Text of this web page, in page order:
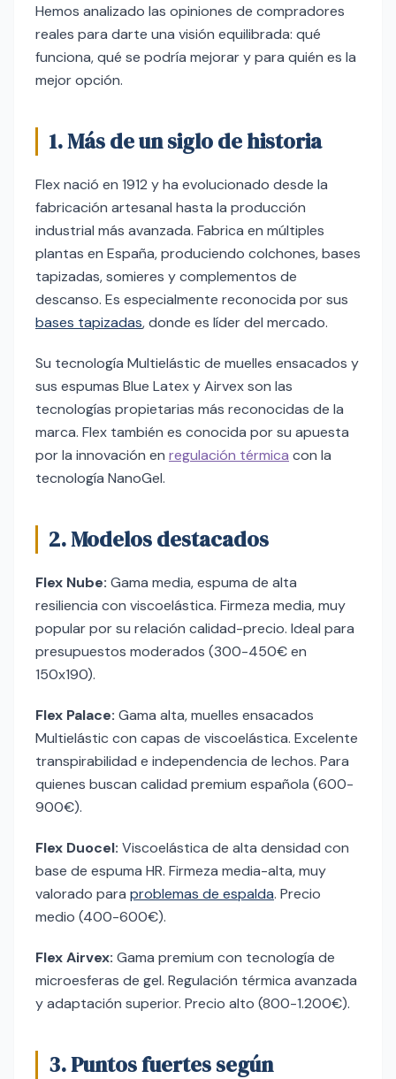
Hemos analizado las opiniones de compradores
reales para darte una visión equilibrada: qué
funciona, qué se podría mejorar y para quién es la
mejor opción.
1. Más de un siglo de historia
Flex nació en 1912 y ha evolucionado desde la
fabricación artesanal hasta la producción
industrial más avanzada. Fabrica en múltiples
plantas en España, produciendo colchones, bases
tapizadas, somieres y complementos de
descanso. Es especialmente reconocida por sus
bases tapizadas, donde es líder del mercado.
Su tecnología Multielástic de muelles ensacados y
sus espumas Blue Latex y Airvex son las
tecnologías propietarias más reconocidas de la
marca. Flex también es conocida por su apuesta
por la innovación en regulación térmica con la
tecnología NanoGel.
2. Modelos destacados
Flex Nube: Gama media, espuma de alta
resiliencia con viscoelástica. Firmeza media, muy
popular por su relación calidad-precio. Ideal para
presupuestos moderados (300-450€ en
150x190).
Flex Palace: Gama alta, muelles ensacados
Multielástic con capas de viscoelástica. Excelente
transpirabilidad e independencia de lechos. Para
quienes buscan calidad premium española (600-
900€).
Flex Duocel: Viscoelástica de alta densidad con
base de espuma HR. Firmeza media-alta, muy
valorado para problemas de espalda. Precio
medio (400-600€).
Flex Airvex: Gama premium con tecnología de
microesferas de gel. Regulación térmica avanzada
y adaptación superior. Precio alto (800-1.200€).
3. Puntos fuertes según